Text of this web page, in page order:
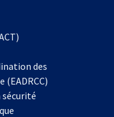
des
sécurité